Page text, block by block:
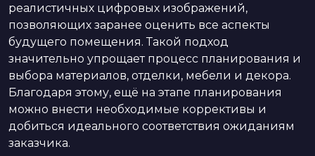
реалистичных цифровых изображений,
позволяющих заранее оценить все аспекты
будущего помещения. Такой подход
значительно упрощает процесс планирования и
выбора материалов, отделки, мебели и декора.
Благодаря этому, ещё на этапе планирования
можно внести необходимые коррективы и
добиться идеального соответствия ожиданиям
заказчика.